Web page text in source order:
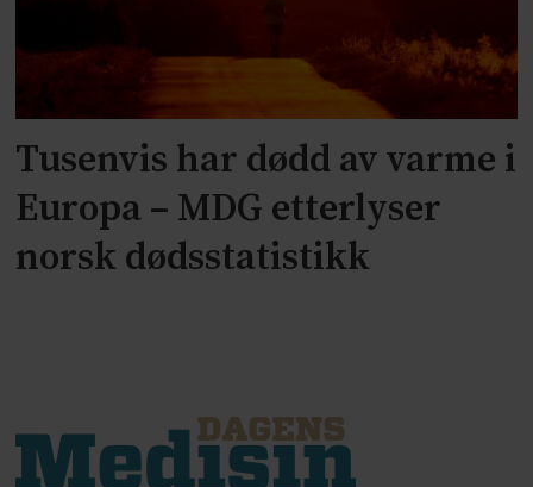
Tusenvis har dødd av varme i
Europa – MDG etterlyser
norsk dødsstatistikk